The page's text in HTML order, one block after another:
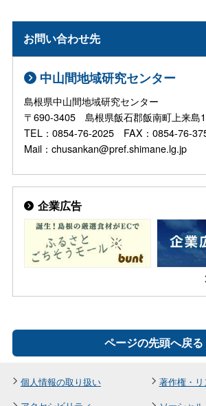
お問い合わせ先
中山間地域研究センター
島根県中山間地域研究センター
〒690-3405 島根県飯石郡飯南町上来島
TEL：0854-76-2025 FAX：0854-76-
Mail：chusankan@pref.shimane.lg.jp
企業広告
ページの先頭へ戻る
個人情報の取り扱い
著作権・